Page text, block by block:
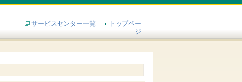
サービスセンター一覧
トップペー
ジ